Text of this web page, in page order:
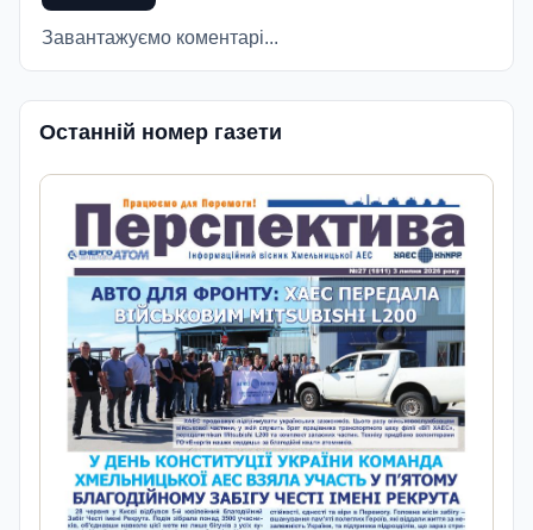
Завантажуємо коментарі...
Останній номер газети